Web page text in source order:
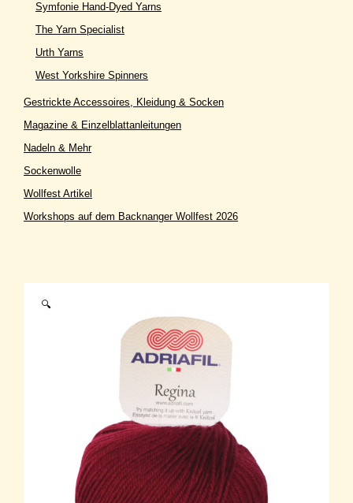
🔍
Symfonie Hand-Dyed Yarns
The Yarn Specialist
Urth Yarns
West Yorkshire Spinners
Gestrickte Accessoires, Kleidung & Socken
Magazine & Einzelblattanleitungen
Nadeln & Mehr
Sockenwolle
Wollfest Artikel
Workshops auf dem Backnanger Wollfest 2026